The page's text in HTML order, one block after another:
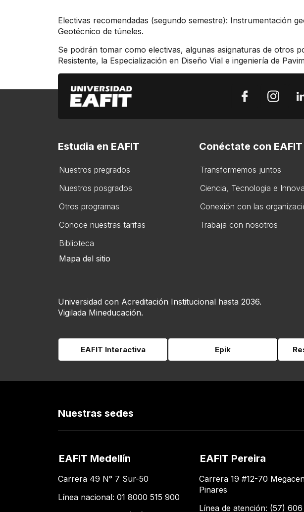
Electivas recomendadas (segundo semestre): Instrumentación
Geotécnico de túneles.
Se podrán tomar como electivas, algunas asignaturas de otros
Resistente, la Especialización en Diseño Vial e ingeniería de
Estudia en EAFIT
Nuestros pregrados
Nuestros posgrados
Otros programas
Conoce nuestras tarifas
Biblioteca
Conéctate con EAFIT
Transformemos juntos
Ciencia, Tecnologia e
Conexión con las
Trabaja con nosotros
Mapa del sitio
Universidad con Acreditación Institucional hasta 2036.
Vigilada Mineducación.
EAFIT Interactiva Epik
Nuestras sedes
EAFIT Medellín
Carrera 49 N° 7 Sur-50
Línea nacional: 01 8000 515 900
EAFIT Pereira
Carrera 19 #12-70
Pinares
Línea de atención: (57) 606